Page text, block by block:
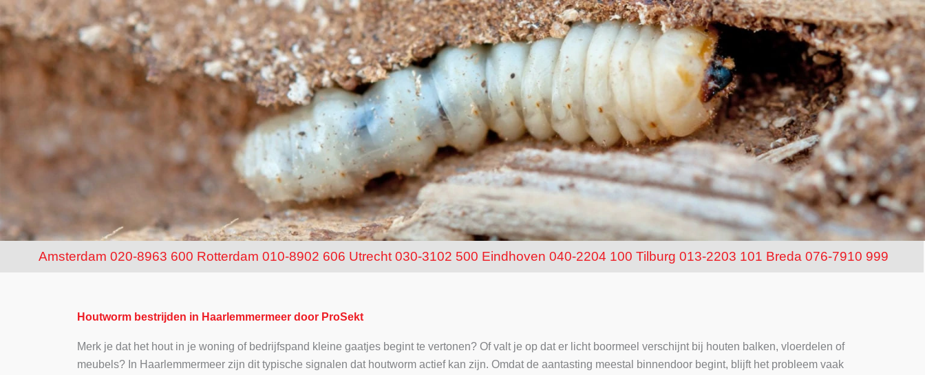
Amsterdam 020-8963 600 Rotterdam 010-8902 606 Utrecht 030-3102 500 Eindhoven 040-2204 100 Tilburg 013-2203 101 Breda 076-7910 999
Houtworm bestrijden in Haarlemmermeer door ProSekt
Merk je dat het hout in je woning of bedrijfspand kleine gaatjes begint te vertonen? Of valt je op dat er licht boormeel verschijnt bij houten balken, vloerdelen of
meubels? In Haarlemmermeer zijn dit typische signalen dat houtworm actief kan zijn. Omdat de aantasting meestal binnendoor begint, blijft het probleem vaak